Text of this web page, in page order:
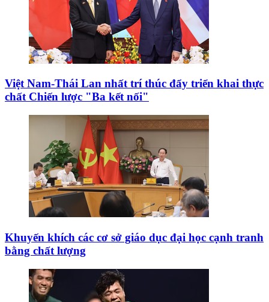
Việt Nam-Thái Lan nhất trí thúc đẩy triển khai thực
chất Chiến lược "Ba kết nối"
Khuyến khích các cơ sở giáo dục đại học cạnh tranh
bằng chất lượng